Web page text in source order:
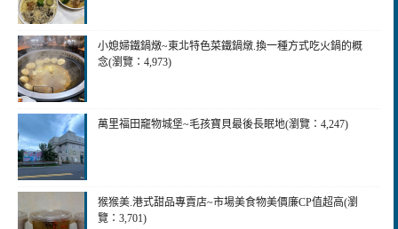
小媳婦鐵鍋燉~東北特色菜鐵鍋燉.換一種方式吃火鍋的概
念(瀏覽：4,973)
萬里福田竉物城堡~毛孩寶貝最後長眠地(瀏覽：4,247)
猴猴美.港式甜品專賣店~市場美食物美價廉CP值超高(瀏
覽：3,701)